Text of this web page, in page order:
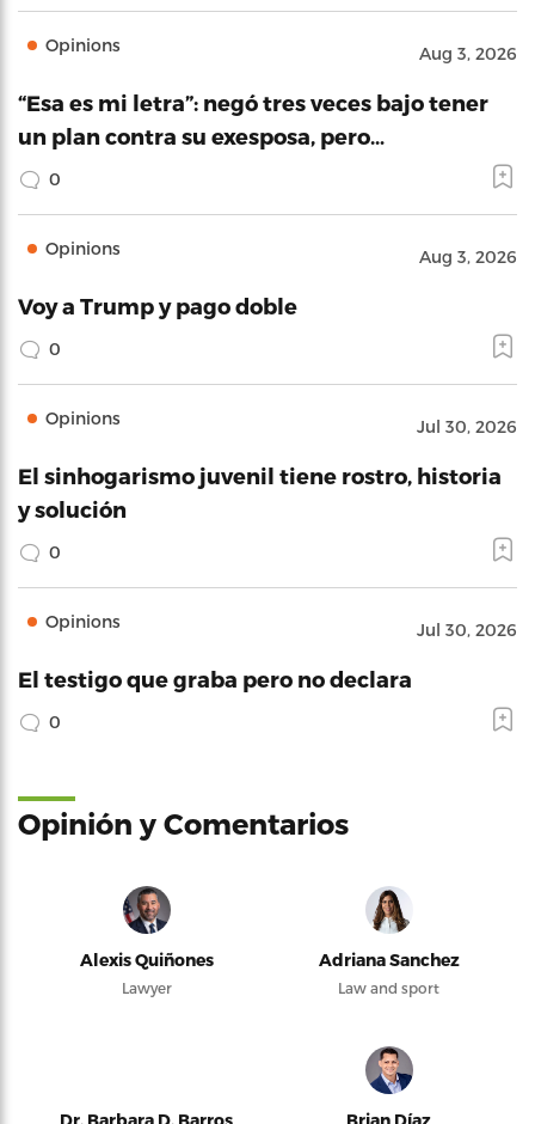
Opinions Aug 3, 2026
“Esa es mi letra”: negó tres veces bajo tener
un plan contra su exesposa, pero…
0
Opinions Aug 3, 2026
Voy a Trump y pago doble
0
Opinions Jul 30, 2026
El sinhogarismo juvenil tiene rostro, historia
y solución
0
Opinions Jul 30, 2026
El testigo que graba pero no declara
0
Opinión y Comentarios
Alexis Quiñones
Lawyer
Adriana Sanchez
Law and sport
Dr. Barbara D. Barros Brian Díaz